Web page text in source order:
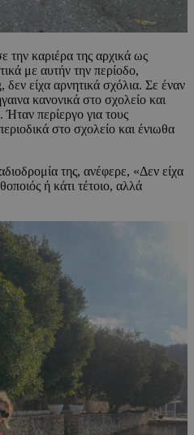
την καριέρα της αρχικά ως
με αυτήν την περίοδο,
είχα αρνητικά σχόλια. Σε έναν
κανονικά στο σχολείο και
Ήταν περίεργο για τους
στο σχολείο και ένιωθα
της, ανέφερε, «Δεν είχα
ή κάτι τέτοιο, αλλά